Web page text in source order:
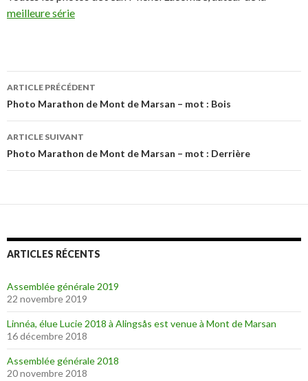
meilleure série
Navigation
des
articles
ARTICLE PRÉCÉDENT
Photo Marathon de Mont de Marsan – mot : Bois
ARTICLE SUIVANT
Photo Marathon de Mont de Marsan – mot : Derrière
ARTICLES RÉCENTS
Assemblée générale 2019
22 novembre 2019
Linnéa, élue Lucie 2018 à Alingsås est venue à Mont de Marsan
16 décembre 2018
Assemblée générale 2018
20 novembre 2018